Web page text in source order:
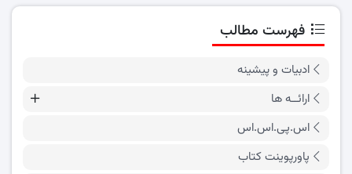
فهرست مطالب
ادبیات و پیشینه
ارائــه ها
اس.پی.اس.اس
پاورپوینت کتاب